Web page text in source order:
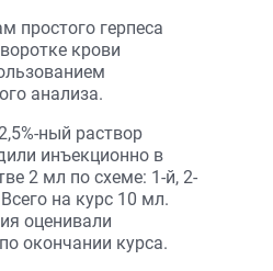
простого герпеса
крови
анализа.
ный раствор
инъекционно в
2 мл по схеме: 1-й, 2-
на курс 10 мл.
оценивали
окончании курса.